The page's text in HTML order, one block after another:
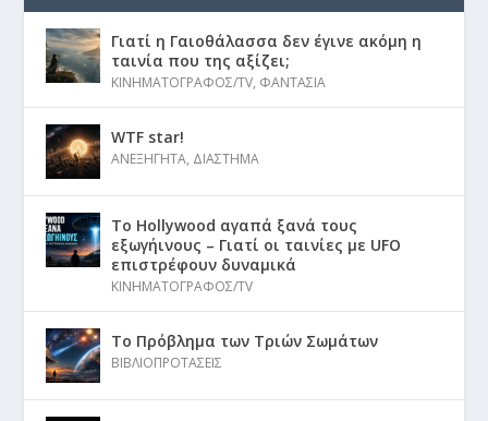
Γιατί η Γαιοθάλασσα δεν έγινε ακόμη η
ταινία που της αξίζει;
ΚΙΝΗΜΑΤΟΓΡΑΦΟΣ/TV, ΦΑΝΤΑΣΙΑ
WTF star!
ΑΝΕΞΗΓΗΤΑ, ΔΙΑΣΤΗΜΑ
Το Hollywood αγαπά ξανά τους
εξωγήινους – Γιατί οι ταινίες με UFO
επιστρέφουν δυναμικά
ΚΙΝΗΜΑΤΟΓΡΑΦΟΣ/TV
Το Πρόβλημα των Τριών Σωμάτων
ΒΙΒΛΙΟΠΡΟΤΑΣΕΙΣ